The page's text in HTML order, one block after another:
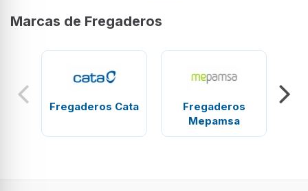
Marcas de Fregaderos
Fregaderos Cata
Fregaderos
Mepamsa